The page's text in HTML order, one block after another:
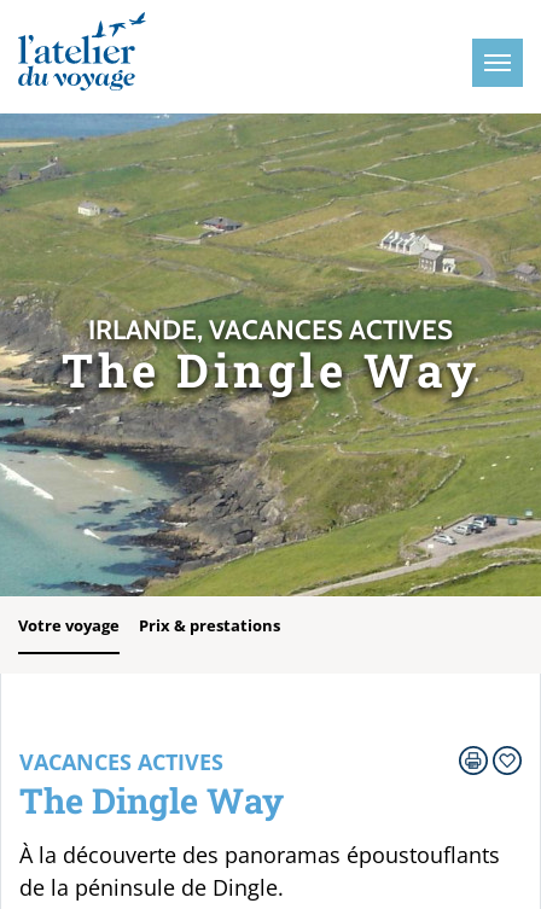
IRLANDE, VACANCES ACTIVES
The Dingle Way
Votre voyage Prix & prestations
VACANCES ACTIVES
The Dingle Way
À la découverte des panoramas époustouflants
de la péninsule de Dingle.
Panneau de gestion des cookies